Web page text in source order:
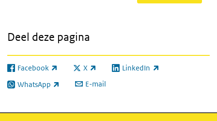
Deel deze pagina
Facebook
(externe link) X
(externe link) LinkedIn
(externe link)
WhatsApp
(externe link) E-mail